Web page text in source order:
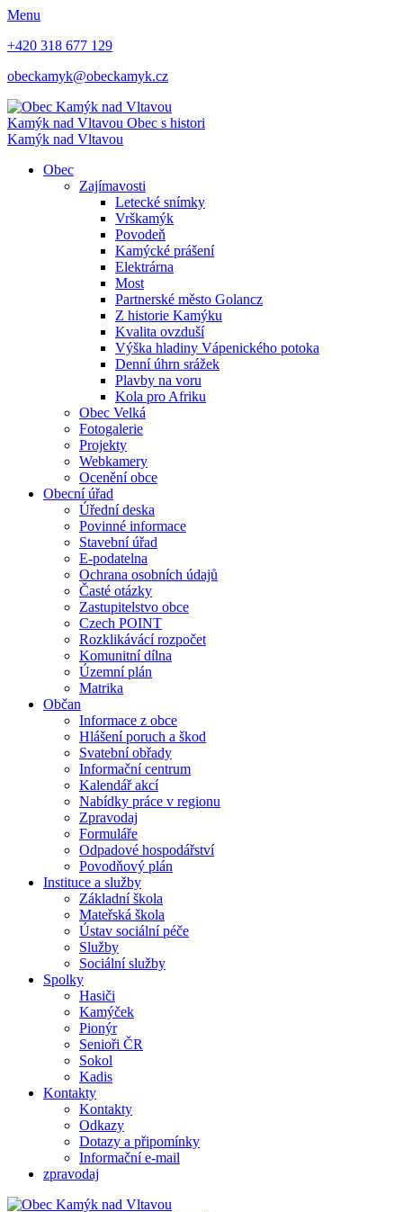
Menu
+420 318 677 129
obeckamyk@obeckamyk.cz
Kamýk nad Vltavou Obec s histori
Kamýk nad Vltavou
Obec
Zajímavosti
Letecké snímky
Vrškamýk
Povodeň
Kamýcké prášení
Elektrárna
Most
Partnerské město Golancz
Z historie Kamýku
Kvalita ovzduší
Výška hladiny Vápenického potoka
Denní úhrn srážek
Plavby na voru
Kola pro Afriku
Obec Velká
Fotogalerie
Projekty
Webkamery
Ocenění obce
Obecní úřad
Úřední deska
Povinné informace
Stavební úřad
E-podatelna
Ochrana osobních údajů
Časté otázky
Zastupitelstvo obce
Czech POINT
Rozklikávácí rozpočet
Komunitní dílna
Územní plán
Matrika
Občan
Informace z obce
Hlášení poruch a škod
Svatební obřady
Informační centrum
Kalendář akcí
Nabídky práce v regionu
Zpravodaj
Formuláře
Odpadové hospodářství
Povodňový plán
Instituce a služby
Základní škola
Mateřská škola
Ústav sociální péče
Služby
Sociální služby
Spolky
Hasiči
Kamýček
Pionýr
Senioři ČR
Sokol
Kadis
Kontakty
Kontakty
Odkazy
Dotazy a připomínky
Informační e-mail
zpravodaj